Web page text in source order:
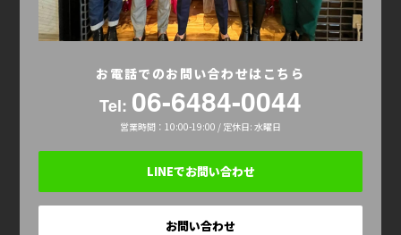
お電話でのお問い合わせはこちら
Tel: 06-6484-0044
営業時間：10:00-19:00 / 定休日: 水曜日
LINEでお問い合わせ
お問い合わせ